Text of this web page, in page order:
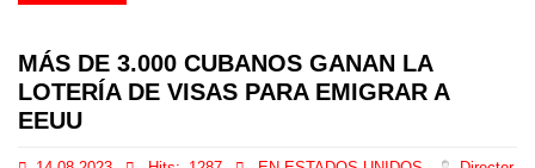
MÁS DE 3.000 CUBANOS GANAN LA
LOTERÍA DE VISAS PARA EMIGRAR A
EEUU